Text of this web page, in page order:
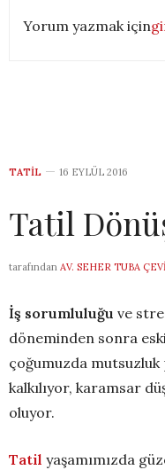
Yorum yazmak için
TATIL 16 EYLÜL 2016
Tatil
tarafından AV. SEHER TUBA
İş sorumluluğu ve
döneminden sonra
çoğumuzda mutsuzluk
kalkılıyor, karamsar
oluyor.
Tatil yaşamımızda